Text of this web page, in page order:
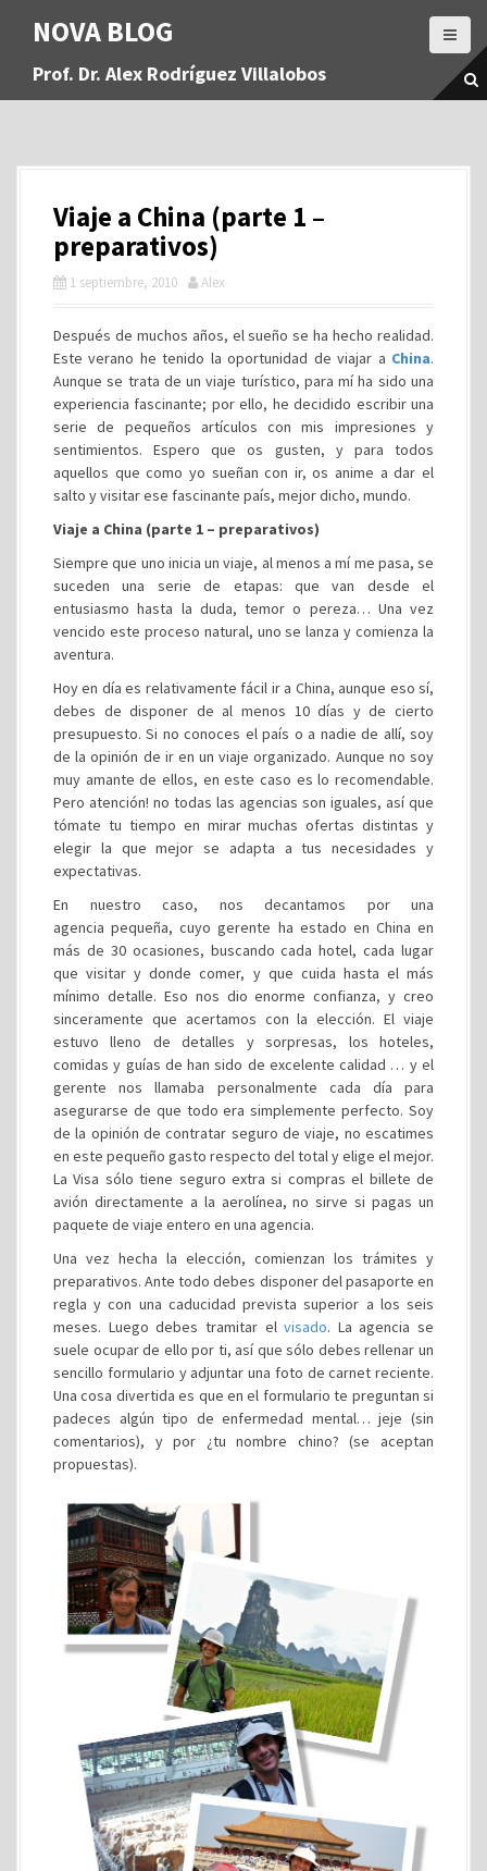
a
NOVA BLOG
Prof. Dr. Alex Rodríguez Villalobos
Viaje a China (parte 1 –
preparativos)
1 septiembre, 2010 Alex
Después de muchos años, el sueño se ha hecho realidad.
Este verano he tenido la oportunidad de viajar a China.
Aunque se trata de un viaje turístico, para mí ha sido una
experiencia fascinante; por ello, he decidido escribir una
serie de pequeños artículos con mis impresiones y
sentimientos. Espero que os gusten, y para todos
aquellos que como yo sueñan con ir, os anime a dar el
salto y visitar ese fascinante país, mejor dicho, mundo.
Viaje a China (parte 1 – preparativos)
Siempre que uno inicia un viaje, al menos a mí me pasa, se
suceden una serie de etapas: que van desde el
entusiasmo hasta la duda, temor o pereza… Una vez
vencido este proceso natural, uno se lanza y comienza la
aventura.
Hoy en día es relativamente fácil ir a China, aunque eso sí,
debes de disponer de al menos 10 días y de cierto
presupuesto. Si no conoces el país o a nadie de allí, soy
de la opinión de ir en un viaje organizado. Aunque no soy
muy amante de ellos, en este caso es lo recomendable.
Pero atención! no todas las agencias son iguales, así que
tómate tu tiempo en mirar muchas ofertas distintas y
elegir la que mejor se adapta a tus necesidades y
expectativas.
En nuestro caso, nos decantamos por una
agencia pequeña, cuyo gerente ha estado en China en
más de 30 ocasiones, buscando cada hotel, cada lugar
que visitar y donde comer, y que cuida hasta el más
mínimo detalle. Eso nos dio enorme confianza, y creo
sinceramente que acertamos con la elección. El viaje
estuvo lleno de detalles y sorpresas, los hoteles,
comidas y guías de han sido de excelente calidad … y el
gerente nos llamaba personalmente cada día para
asegurarse de que todo era simplemente perfecto. Soy
de la opinión de contratar seguro de viaje, no escatimes
en este pequeño gasto respecto del total y elige el mejor.
La Visa sólo tiene seguro extra si compras el billete de
avión directamente a la aerolínea, no sirve si pagas un
paquete de viaje entero en una agencia.
Una vez hecha la elección, comienzan los trámites y
preparativos. Ante todo debes disponer del pasaporte en
regla y con una caducidad prevista superior a los seis
meses. Luego debes tramitar elvisado. La agencia se
suele ocupar de ello por ti, así que sólo debes rellenar un
sencillo formulario y adjuntar una foto de carnet reciente.
Una cosa divertida es que en el formulario te preguntan si
padeces algún tipo de enfermedad mental… jeje (sin
comentarios), y por ¿tu nombre chino? (se aceptan
propuestas).